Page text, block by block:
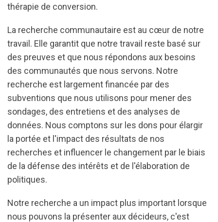
thérapie de conversion.
La recherche communautaire est au cœur de notre
travail. Elle garantit que notre travail reste basé sur
des preuves et que nous répondons aux besoins
des communautés que nous servons. Notre
recherche est largement financée par des
subventions que nous utilisons pour mener des
sondages, des entretiens et des analyses de
données. Nous comptons sur les dons pour élargir
la portée et l'impact des résultats de nos
recherches et influencer le changement par le biais
de la défense des intérêts et de l'élaboration de
politiques.
Notre recherche a un impact plus important lorsque
nous pouvons la présenter aux décideurs, c'est